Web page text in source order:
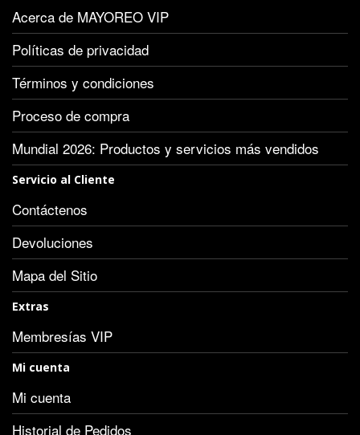
Acerca de MAYOREO VIP
Políticas de privacidad
Términos y condiciones
Proceso de compra
Mundial 2026: Productos y servicios más vendidos
Servicio al Cliente
Contáctenos
Devoluciones
Mapa del Sitio
Extras
Membresías VIP
Mi cuenta
Mi cuenta
Historial de Pedidos